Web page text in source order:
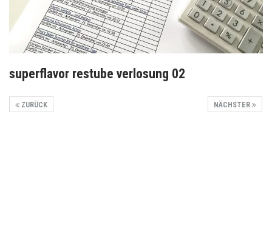
superflavor restube verlosung 02
NÄCHSTER
ZURÜCK